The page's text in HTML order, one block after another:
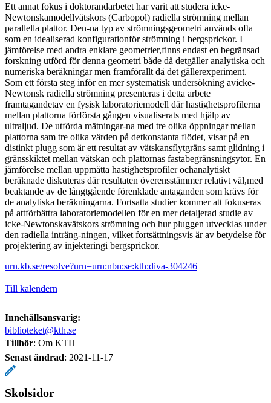
Ett annat fokus i doktorandarbetet har varit att studera icke-
Newtonskamodellvätskors (Carbopol) radiella strömning mellan
parallella plattor. Den-na typ av strömningsgeometri används ofta
som en idealiserad konfigurationför strömning i bergsprickor. I
jämförelse med andra enklare geometrier,finns endast en begränsad
forskning utförd för denna geometri både då detgäller analytiska och
numeriska beräkningar men framförallt då det gällerexperiment.
Som ett första steg inför en mer systematisk undersökning avicke-
Newtonsk radiella strömning presenteras i detta arbete
framtagandetav en fysisk laboratoriemodell där hastighetsprofilerna
mellan plattorna förförsta gången visualiserats med hjälp av
ultraljud. De utförda mätningar-na med tre olika öppningar mellan
plattorna sam tre olika värden på detkonstanta flödet, visar på en
distinkt plugg som är ett resultat av vätskansflytgräns samt glidning i
gränsskiktet mellan vätskan och plattornas fastabegränsningsytor. En
jämförelse mellan uppmätta hastighetsprofiler ochanalytiskt
beräknade diskuteras där resultaten överensstämmer relativt väl,med
beaktande av de långtgående förenklade antaganden som krävs för
de analytiska beräkningarna. Fortsatta studier kommer att fokuseras
på attförbättra laboratoriemodellen för en mer detaljerad studie av
icke-Newtonskavätskors strömning och hur pluggen utvecklas under
den radiella inträng-ningen, vilket fortsättningsvis är av betydelse för
projektering av injekteringi bergsprickor.
urn.kb.se/resolve?urn=urn:nbn:se:kth:diva-304246
Till kalendern
Innehållsansvarig:
biblioteket@kth.se
Tillhör: Om KTH
Senast ändrad: 2021-11-17
Skolsidor